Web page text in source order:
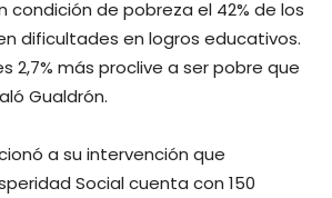
condición de pobreza el 42% de los
dificultades en logros educativos.
2,7% más proclive a ser pobre que
Gualdrón.
a su intervención que
Social cuenta con 150